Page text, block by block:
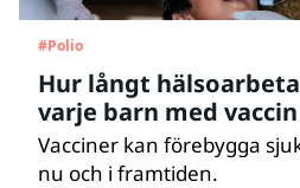
#Polio
Hur långt
varje barn med vaccin
Vacciner kan förebygga
nu och i framtiden.